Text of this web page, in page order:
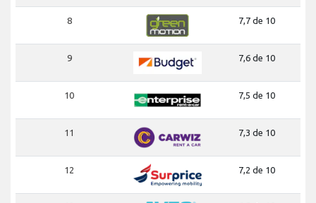
8 7,7 de 10
9 7,6 de 10
10 7,5 de 10
11 7,3 de 10
12 7,2 de 10